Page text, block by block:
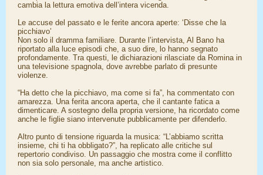
cambia la lettura emotiva dell’intera vicenda.
Le accuse del passato e le ferite ancora aperte: ‘Disse che la
picchiavo’
Non solo il dramma familiare. Durante l’intervista, Al Bano ha
riportato alla luce episodi che, a suo dire, lo hanno segnato
profondamente. Tra questi, le dichiarazioni rilasciate da Romina in
una televisione spagnola, dove avrebbe parlato di presunte
violenze.
“Ha detto che la picchiavo, ma come si fa”, ha commentato con
amarezza. Una ferita ancora aperta, che il cantante fatica a
dimenticare. A sostegno della propria versione, ha ricordato come
anche le figlie siano intervenute pubblicamente per difenderlo.
Altro punto di tensione riguarda la musica: “L’abbiamo scritta
insieme, chi ti ha obbligato?”, ha replicato alle critiche sul
repertorio condiviso. Un passaggio che mostra come il conflitto
non sia solo personale, ma anche artistico.